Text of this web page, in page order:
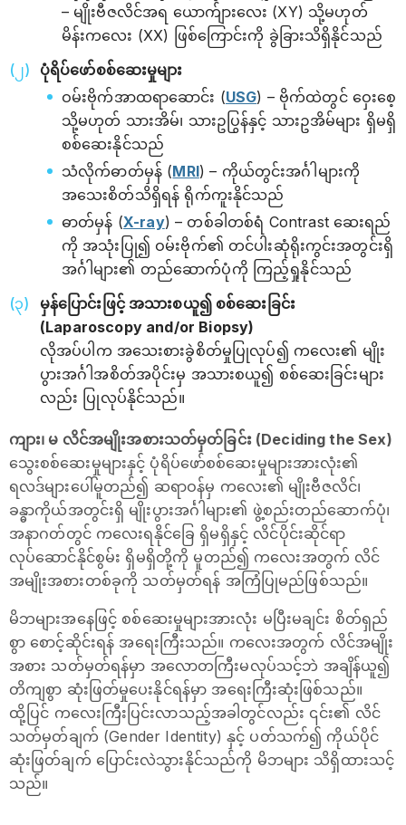
– မျိုးဗီဇလိင်အရ ယောက်ျားလေး (XY) သို့မဟုတ်
မိန်းကလေး (XX) ဖြစ်ကြောင်းကို ခွဲခြားသိရှိနိုင်သည်
ပုံရိပ်ဖော်စစ်ဆေးမှုများ
ဝမ်းဗိုက်အာထရာဆောင်း (USG) – ဗိုက်ထဲတွင် ဝှေးစေ့
သို့မဟုတ် သားအိမ်၊ သားဥပြွန်နှင့် သားဥအိမ်များ ရှိမရှိ
စစ်ဆေးနိုင်သည်
သံလိုက်ဓာတ်မှန် (MRI) – ကိုယ်တွင်းအင်္ဂါများကို
အသေးစိတ်သိရှိရန် ရိုက်ကူးနိုင်သည်
ဓာတ်မှန် (X-ray) – တစ်ခါတစ်ရံ Contrast ဆေးရည်
ကို အသုံးပြု၍ ဝမ်းဗိုက်၏ တင်ပါးဆုံရိုးကွင်းအတွင်းရှိ
အင်္ဂါများ၏ တည်ဆောက်ပုံကို ကြည့်ရှုနိုင်သည်
မှန်ပြောင်းဖြင့် အသားစယူ၍ စစ်ဆေးခြင်း
(Laparoscopy and/or Biopsy)
လိုအပ်ပါက အသေးစားခွဲစိတ်မှုပြုလုပ်၍ ကလေး၏ မျိုး
ပွားအင်္ဂါအစိတ်အပိုင်းမှ အသားစယူ၍ စစ်ဆေးခြင်းများ
လည်း ပြုလုပ်နိုင်သည်။
ကျား၊ မ လိင်အမျိုးအစားသတ်မှတ်ခြင်း (Deciding the Sex)
သွေးစစ်ဆေးမှုများနှင့် ပုံရိပ်ဖော်စစ်ဆေးမှုများအားလုံး၏
ရလဒ်များပေါ်မူတည်၍ ဆရာဝန်မှ ကလေး၏ မျိုးဗီဇလိင်၊
ခန္ဓာကိုယ်အတွင်းရှိ မျိုးပွားအင်္ဂါများ၏ ဖွဲ့စည်းတည်ဆောက်ပုံ၊
အနာဂတ်တွင် ကလေးရနိုင်ခြေ ရှိမရှိနှင့် လိင်ပိုင်းဆိုင်ရာ
လုပ်ဆောင်နိုင်စွမ်း ရှိမရှိတို့ကို မူတည်၍ ကလေးအတွက် လိင်
အမျိုးအစားတစ်ခုကို သတ်မှတ်ရန် အကြံပြုမည်ဖြစ်သည်။
မိဘများအနေဖြင့် စစ်ဆေးမှုများအားလုံး မပြီးမချင်း စိတ်ရှည်
စွာ စောင့်ဆိုင်းရန် အရေးကြီးသည်။ ကလေးအတွက် လိင်အမျိုး
အစား သတ်မှတ်ရန်မှာ အလောတကြီးမလုပ်သင့်ဘဲ အချိန်ယူ၍
တိကျစွာ ဆုံးဖြတ်မှုပေးနိုင်ရန်မှာ အရေးကြီးဆုံးဖြစ်သည်။
ထို့ပြင် ကလေးကြီးပြင်းလာသည့်အခါတွင်လည်း ၎င်း၏ လိင်
သတ်မှတ်ချက် (Gender Identity) နှင့် ပတ်သက်၍ ကိုယ်ပိုင်
ဆုံးဖြတ်ချက် ပြောင်းလဲသွားနိုင်သည်ကို မိဘများ သိရှိထားသင့်
သည်။